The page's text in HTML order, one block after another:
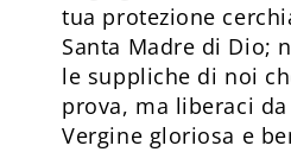
tua protezione
Santa Madre di Dio;
le suppliche di noi
prova, ma liberaci
Vergine gloriosa e